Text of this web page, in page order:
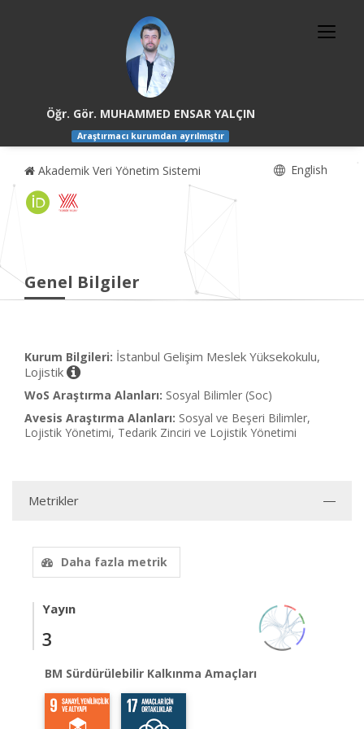
Öğr. Gör. MUHAMMED ENSAR YALÇIN
Araştırmacı kurumdan ayrılmıştır
Akademik Veri Yönetim Sistemi English
Genel Bilgiler
Kurum Bilgileri: İstanbul Gelişim Meslek Yüksekokulu,
Lojistik
WoS Araştırma Alanları: Sosyal Bilimler (Soc)
Avesis Araştırma Alanları: Sosyal ve Beşeri Bilimler,
Lojistik Yönetimi, Tedarik Zinciri ve Lojistik Yönetimi
Metrikler
Daha fazla metrik
Yayın
3
BM Sürdürülebilir Kalkınma Amaçları